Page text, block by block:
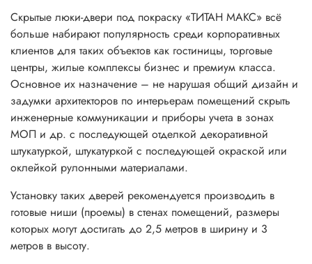
Скрытые люки-двери под покраску «ТИТАН МАКС» всё
больше набирают популярность среди корпоративных
клиентов для таких объектов как гостиницы, торговые
центры, жилые комплексы бизнес и премиум класса.
Основное их назначение – не нарушая общий дизайн и
задумки архитекторов по интерьерам помещений скрыть
инженерные коммуникации и приборы учета в зонах
МОП и др. с последующей отделкой декоративной
штукатуркой, штукатуркой с последующей окраской или
оклейкой рулонными материалами.
Установку таких дверей рекомендуется производить в
готовые ниши (проемы) в стенах помещений, размеры
которых могут достигать до 2,5 метров в ширину и 3
метров в высоту.